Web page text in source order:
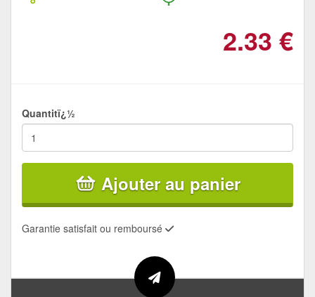
2.33 €
Quantitï¿½
Ajouter au panier
Garantie satisfait ou remboursé